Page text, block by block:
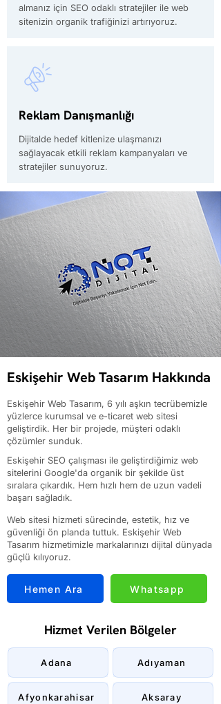
almanız için SEO odaklı stratejiler ile web
sitenizin organik trafiğinizi artırıyoruz.
Reklam Danışmanlığı
Dijitalde hedef kitlenize ulaşmanızı
sağlayacak etkili reklam kampanyaları ve
stratejiler sunuyoruz.
Eskişehir Web Tasarım Hakkında
Eskişehir Web Tasarım, 6 yılı aşkın tecrübemizle
yüzlerce kurumsal ve e-ticaret web sitesi
geliştirdik. Her bir projede, müşteri odaklı
çözümler sunduk.
Eskişehir SEO çalışması ile geliştirdiğimiz web
sitelerini Google'da organik bir şekilde üst
sıralara çıkardık. Hem hızlı hem de uzun vadeli
başarı sağladık.
Web sitesi hizmeti sürecinde, estetik, hız ve
güvenliği ön planda tuttuk. Eskişehir Web
Tasarım hizmetimizle markalarınızı dijital dünyada
güçlü kılıyoruz.
Hemen Ara Whatsapp
Hizmet Verilen Bölgeler
Adana
Afyonkarahisar
Adıyaman
Aksaray